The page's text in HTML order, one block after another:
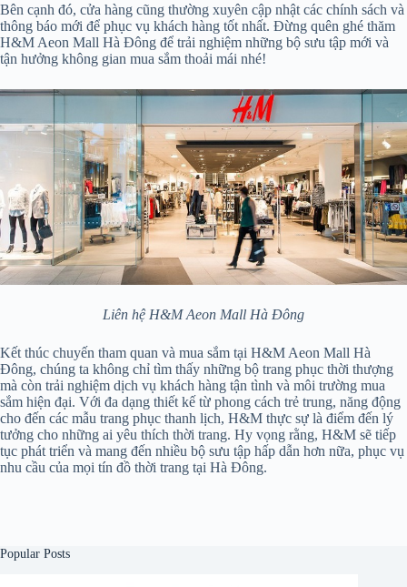
Bên cạnh đó, cửa hàng cũng thường xuyên cập nhật các chính sách và
thông báo mới để phục vụ khách hàng tốt nhất. Đừng quên ghé thăm
H&M Aeon Mall Hà Đông để trải nghiệm những bộ sưu tập mới và
tận hưởng không gian mua sắm thoải mái nhé!
Liên hệ H&M Aeon Mall Hà Đông
Kết thúc chuyến tham quan và mua sắm tại H&M Aeon Mall Hà
Đông, chúng ta không chỉ tìm thấy những bộ trang phục thời thượng
mà còn trải nghiệm dịch vụ khách hàng tận tình và môi trường mua
sắm hiện đại. Với đa dạng thiết kế từ phong cách trẻ trung, năng động
cho đến các mẫu trang phục thanh lịch, H&M thực sự là điểm đến lý
tưởng cho những ai yêu thích thời trang. Hy vọng rằng, H&M sẽ tiếp
tục phát triển và mang đến nhiều bộ sưu tập hấp dẫn hơn nữa, phục vụ
nhu cầu của mọi tín đồ thời trang tại Hà Đông.
Popular Posts